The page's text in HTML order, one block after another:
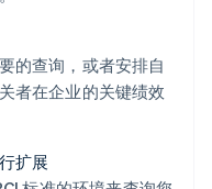
的查询，或者安排自
者在企业的关键绩效
扩展